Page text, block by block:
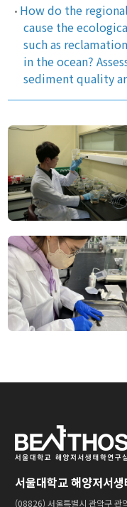
How do the
cause the
such as
in the ocean?
sediment quality
서울대학교 해양저서
(08826) 서울특별시 관악구 관